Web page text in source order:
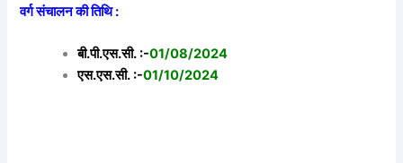
वर्ग संचालन की तिथि :
बी.पी.एस.सी. :-01/08/2024
एस.एस.सी. :-01/10/2024